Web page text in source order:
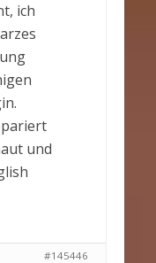
ich
und
#145446